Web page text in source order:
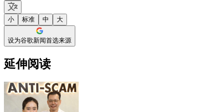
小 标准 中 大
设为谷歌新闻首选来源
延伸阅读